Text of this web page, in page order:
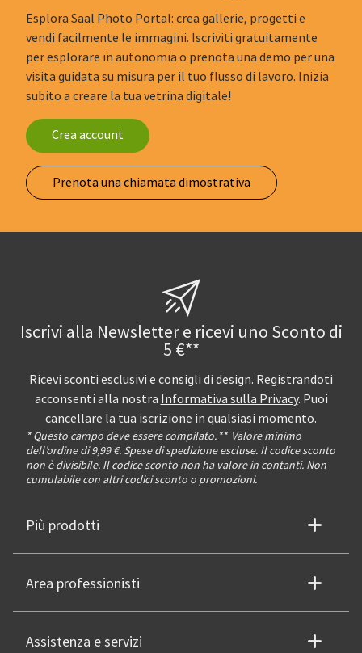
Esplora Saal Photo Portal: crea gallerie, progetti e
vendi facilmente le immagini. Iscriviti gratuitamente
per esplorare in autonomia o prenota una demo per una
visita guidata su misura per il tuo flusso di lavoro. Inizia
subito a creare la tua vetrina digitale!
Crea account
Prenota una chiamata dimostrativa
Iscrivi alla Newsletter e ricevi uno Sconto di
5 €**
Ricevi sconti esclusivi e consigli di design. Registrandoti
acconsenti alla nostra Informativa sulla Privacy. Puoi
cancellare la tua iscrizione in qualsiasi momento.
* Questo campo deve essere compilato. ** Valore minimo
dell’ordine di 9,99 €. Spese di spedizione escluse. Il codice sconto
non è divisibile. Il codice sconto non ha valore in contanti. Non
cumulabile con altri codici sconto o promozioni.
Più prodotti
Area professionisti
Assistenza e servizi